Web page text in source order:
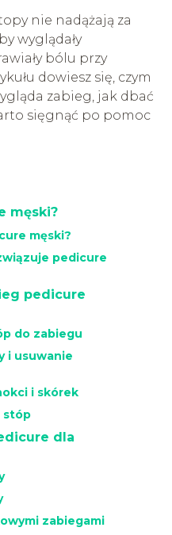
nie nadążają za
wyglądały
bólu przy
dowiesz się, czym
zabieg, jak dbać
sięgnąć po pomoc
męski?
męski?
pedicure
pedicure
do zabiegu
i usuwanie
i skórek
stóp
dla
zabiegami